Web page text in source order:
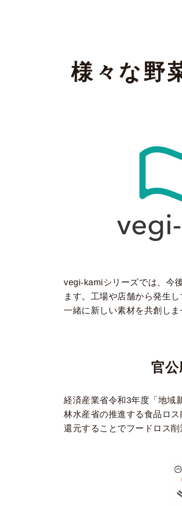
様々な野
vegi-kamiシリーズでは、今
ます。工場や店舗から発生
一緒に新しい素材を共創し
官
経済産業省令和3年度「地域
林水産省の推進する食品ロ
還元することでフードロス